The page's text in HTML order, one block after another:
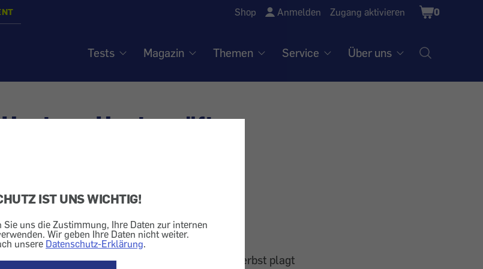
IST UNS WICHTIG!
Sie uns die Zustimmung, Ihre Daten zur internen
Wir geben Ihre Daten nicht weiter.
unsere Datenschutz-Erklärung.
Shop Anmelden Zugang aktivieren
Shopping
Cart
0
Tests Magazin Themen Service Über uns
- Hustensäfte
+ Kosmetik Medikament
bei Husten?
Husten
Art von Husten Sie laborieren. Gerade im Herbst plagt